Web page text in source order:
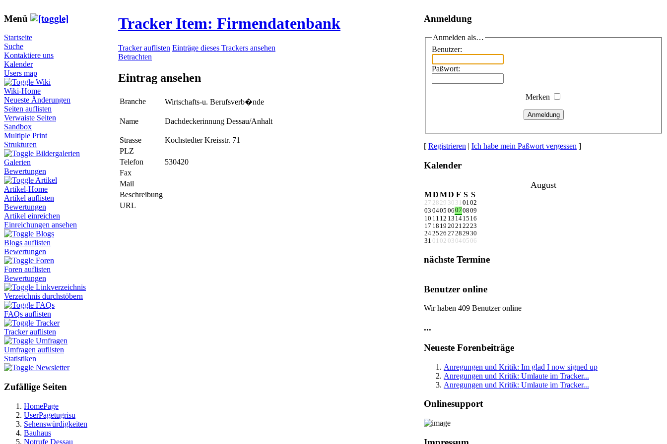
Menü
Startseite
Suche
Kontaktiere uns
Kalender
Users map
Wiki
Wiki-Home
Neueste Änderungen
Seiten auflisten
Verwaiste Seiten
Sandbox
Multiple Print
Strukturen
Bildergalerien
Galerien
Bewertungen
Artikel
Artikel-Home
Artikel auflisten
Bewertungen
Artikel einreichen
Einreichungen ansehen
Blogs
Blogs auflisten
Bewertungen
Foren
Foren auflisten
Bewertungen
Linkverzeichnis
Verzeichnis durchstöbern
FAQs
FAQs auflisten
Tracker
Tracker auflisten
Umfragen
Umfragen auflisten
Statistiken
Newsletter
Zufällige Seiten
HomePage
UserPagetugrisu
Sehenswürdigkeiten
Bauhaus
Notrufe Dessau
Tracker Item: Firmendatenbank
Tracker auflisten Einträge dieses Trackers ansehen
Betrachten
Eintrag ansehen
Branche Wirtschafts-u. Berufsverb�nde
Name Dachdeckerinnung Dessau/Anhalt
Strasse
Kochstedter Kreisstr. 71
PLZ
Telefon
530420
Fax
Mail
Beschreibung
URL
Anmeldung
Anmelden als…
Benutzer:
Paßwort:
Merken
Anmeldung
[ Registrieren | Ich habe mein Paßwort vergessen ]
Kalender
August
MDMD F S S
27 28 29 30 31 0102
03 0405 06070809
10 11 12 13 1415 16
17 18 19 20212223
242526 27282930
31 01 02 03 04 05 06
nächste Termine
Benutzer online
Wir haben 409 Benutzer online
...
Neueste Forenbeiträge
Anregungen und Kritik: Im glad I now signed up
Anregungen und Kritik: Umlaute im Tracker...
Anregungen und Kritik: Umlaute im Tracker...
Onlinesupport